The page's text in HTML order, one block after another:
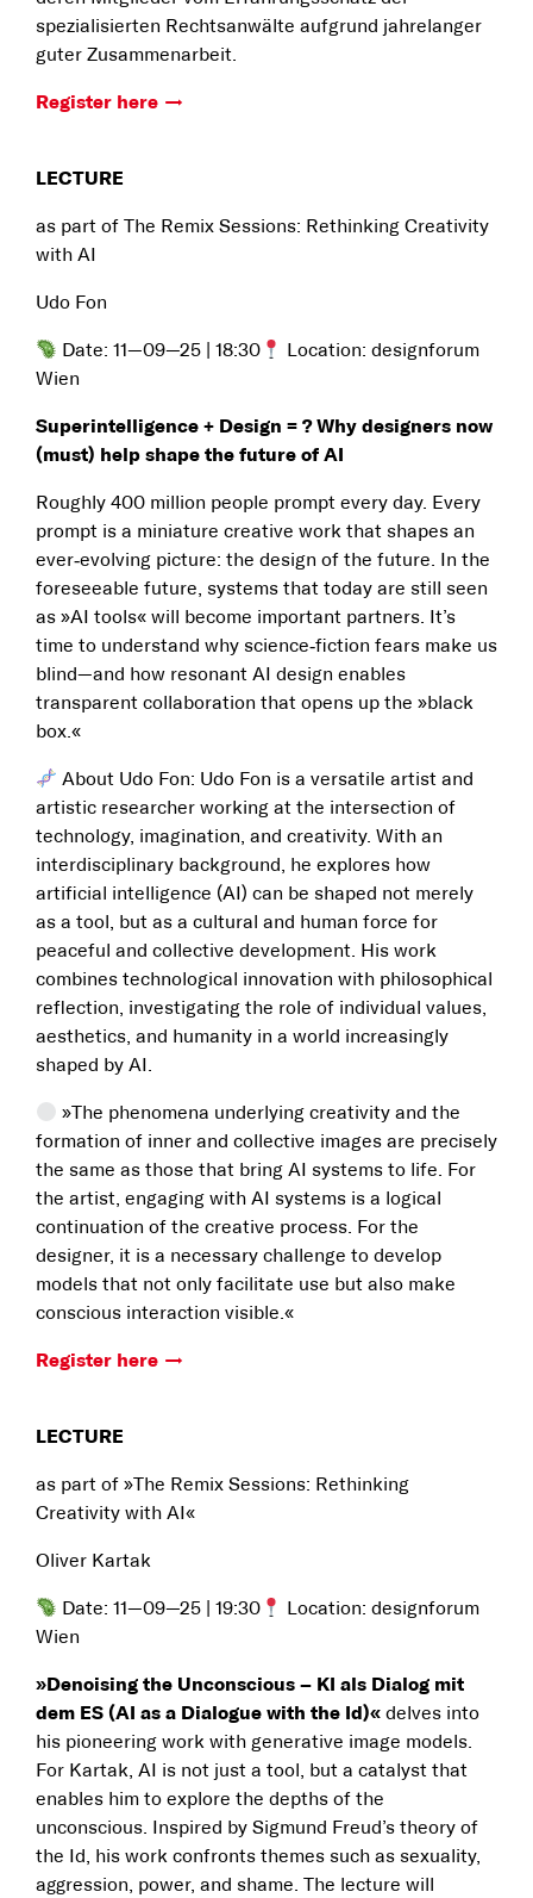
spezialisierten Rechtsanwälte aufgrund jahrelanger
guter Zusammenarbeit.
Register here
LECTURE
as part of The Remix Sessions: Rethinking Creativity
with AI
Udo Fon
Date: 11—09—25 | 18:30
Location: designforum
Wien
Superintelligence + Design = ? Why designers now
(must) help shape the future of AI
Roughly 400 million people prompt every day. Every
prompt is a miniature creative work that shapes an
ever‑evolving picture: the design of the future. In the
foreseeable future, systems that today are still seen
as »AI tools« will become important partners. It’s
time to understand why science‑fiction fears make us
blind—and how resonant AI design enables
transparent collaboration that opens up the »black
box.«
About Udo Fon: Udo Fon is a versatile artist and
artistic researcher working at the intersection of
technology, imagination, and creativity. With an
interdisciplinary background, he explores how
artificial intelligence (AI) can be shaped not merely
as a tool, but as a cultural and human force for
peaceful and collective development. His work
combines technological innovation with philosophical
reflection, investigating the role of individual values,
aesthetics, and humanity in a world increasingly
shaped by AI.
»The phenomena underlying creativity and the
formation of inner and collective images are precisely
the same as those that bring AI systems to life. For
the artist, engaging with AI systems is a logical
continuation of the creative process. For the
designer, it is a necessary challenge to develop
models that not only facilitate use but also make
conscious interaction visible.«
Register here
LECTURE
as part of »The Remix Sessions: Rethinking
Creativity with AI«
Oliver Kartak
Date: 11—09—25 | 19:30
Location: designforum
Wien
»Denoising the Unconscious – KI als Dialog mit
dem ES (AI as a Dialogue with the Id)« delves into
his pioneering work with generative image models.
For Kartak, AI is not just a tool, but a catalyst that
enables him to explore the depths of the
unconscious. Inspired by Sigmund Freud’s theory of
the Id, his work confronts themes such as sexuality,
aggression, power, and shame. The lecture will